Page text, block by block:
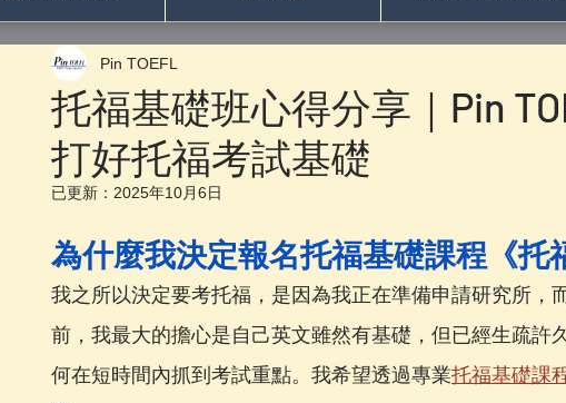
托福基礎班心得分享｜Pin
打好托福考試基礎
Pin TOEFL
已更新： 2025年10月6日
為什麼我決定報名托福基礎課程《托
我之所以決定要考托福，是因為我正在準備申請研究所，
前，我最大的擔心是自己英文雖然有基礎，但已經生疏許
何在短時間內抓到考試重點。我希望透過專業托福基礎課